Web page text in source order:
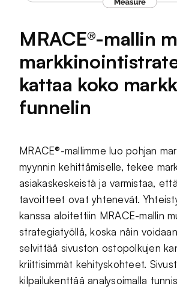
MRACE®-mallin
kattaa koko
funnelin
MRACE®-mallimme luo pohjan
myynnin kehittämiselle, tekee
asiakaskeskeistä ja varmistaa,
tavoitteet ovat yhtenevät.
kanssa aloitettiin MRACE-mallin
strategiatyöllä, koska näin
selvittää sivuston ostopolkujen
kriittisimmät kehityskohteet.
kilpailukenttää analysoimalla